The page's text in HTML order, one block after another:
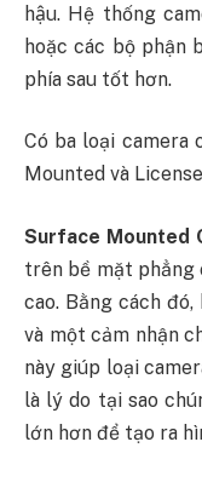
hậu. Hệ thống
hoặc các bộ phận
phía sau tốt hơn.
Có ba loại camera
Mounted và
Surface Mounted
trên bề mặt phẳng
cao. Bằng cách
và một cảm nhận
này giúp loại
là lý do tại sao
lớn hơn để tạo ra